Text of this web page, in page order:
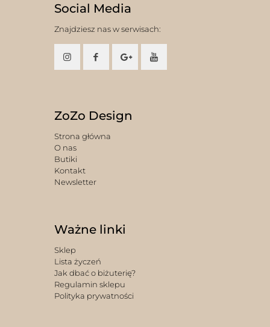
Social Media
Znajdziesz nas w serwisach:
ZoZo Design
Strona główna
O nas
Butiki
Kontakt
Newsletter
Ważne linki
Sklep
Lista życzeń
Jak dbać o biżuterię?
Regulamin sklepu
Polityka prywatności